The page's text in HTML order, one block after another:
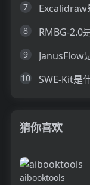
7
8
9
10
猜你喜欢
aibooktools